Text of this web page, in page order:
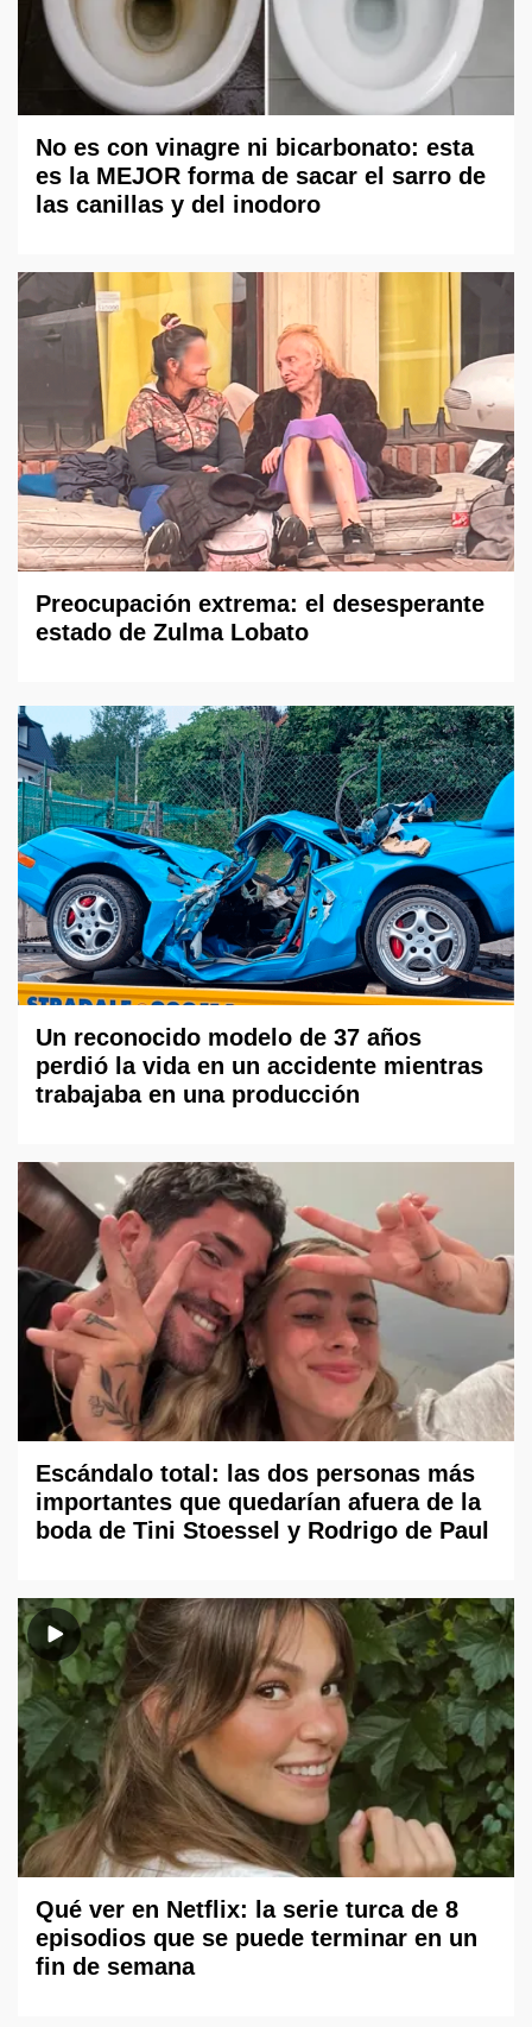
No es con vinagre ni bicarbonato: esta
es la MEJOR forma de sacar el sarro de
las canillas y del inodoro
Preocupación extrema: el desesperante
estado de Zulma Lobato
Un reconocido modelo de 37 años
perdió la vida en un accidente mientras
trabajaba en una producción
Escándalo total: las dos personas más
importantes que quedarían afuera de la
boda de Tini Stoessel y Rodrigo de Paul
Qué ver en Netflix: la serie turca de 8
episodios que se puede terminar en un
fin de semana